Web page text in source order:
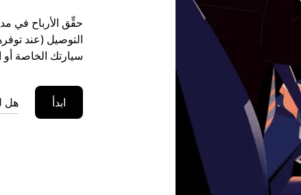
التوصيل (عند
سيارتك الخاصة
ابدأ هل